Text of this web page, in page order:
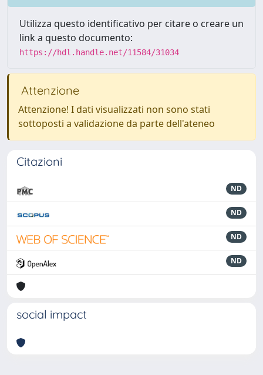
Utilizza questo identificativo per citare o creare un
link a questo documento:
https://hdl.handle.net/11584/31034
Attenzione
Attenzione! I dati visualizzati non sono stati
sottoposti a validazione da parte dell'ateneo
Citazioni
ND
ND
ND
ND
social impact